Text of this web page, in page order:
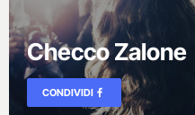
Checco Zalone
CONDIVIDI